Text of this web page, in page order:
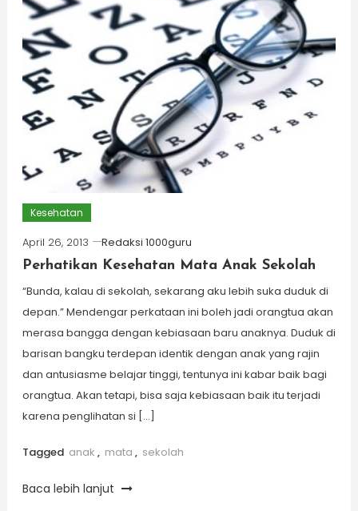
Kesehatan
April 26, 2013
Redaksi 1000guru
Perhatikan Kesehatan Mata Anak Sekolah
“Bunda, kalau di sekolah, sekarang aku lebih suka duduk di
depan.” Mendengar perkataan ini boleh jadi orangtua akan
merasa bangga dengan kebiasaan baru anaknya. Duduk di
barisan bangku terdepan identik dengan anak yang rajin
dan antusiasme belajar tinggi, tentunya ini kabar baik bagi
orangtua. Akan tetapi, bisa saja kebiasaan baik itu terjadi
karena penglihatan si […]
Tagged anak , mata , sekolah
Baca lebih lanjut